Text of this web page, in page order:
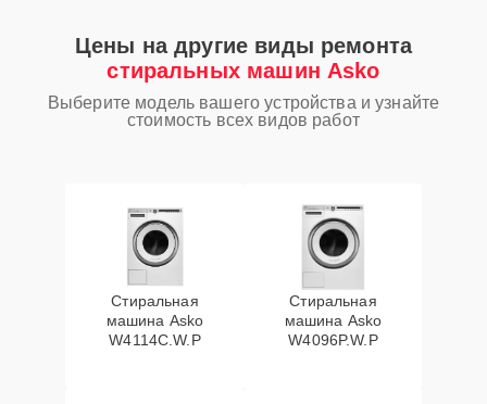
Цены на другие виды ремонта
стиральных машин Asko
Выберите модель вашего устройства и узнайте
стоимость всех видов работ
Стиральная
машина Asko
W4114C.W.P
Стиральная
машина Asko
W4096P.W.P